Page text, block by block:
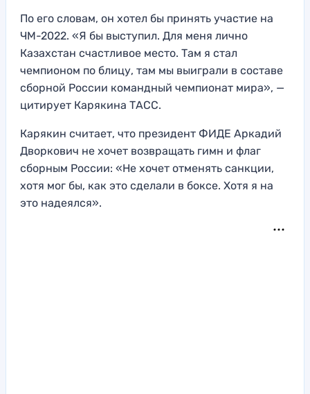
По его словам, он хотел бы принять участие на
ЧМ-2022. «Я бы выступил. Для меня лично
Казахстан счастливое место. Там я стал
чемпионом по блицу, там мы выиграли в составе
сборной России командный чемпионат мира», —
цитирует Карякина ТАСС.
Карякин считает, что президент ФИДЕ Аркадий
Дворкович не хочет возвращать гимн и флаг
сборным России: «Не хочет отменять санкции,
хотя мог бы, как это сделали в боксе. Хотя я на
это надеялся».